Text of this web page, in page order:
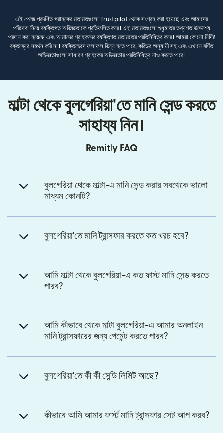
এই পেজে প্রদর্শিত গ্রাহকের মতামতগুলো Trustpilot থেকে সংগ্রহ করা হয়েছে এবং আমাদের
পরিষেবা নিয়ে ব্যক্তিগত অভিজ্ঞতাকে প্রতিফলিত করে। এই মতামতগুলো শুধুমাত্র তথ্যগত উদ্দেশ্যে
প্রদান করা হয়েছে এবং আমাদের গ্রাহকদের ব্যক্তিগত মতামতের প্রতিনিধিত্ব করে। আমরা কোনো নির্দিষ্ট
বক্তব্যের সমর্থন করি না। ব্যক্তিভেদে ফলাফল ভিন্ন হতে পারে, করিডর অনুযায়ী সহ এবং এখানে বর্ণিত
অভিজ্ঞতাগুলো সাধারণ গ্রাহকের অভিজ্ঞতার প্রতিনিধিত্ব নাও করতে পারে।
মাল্টা থেকে বুলগেরিয়া'তে মানি সেন্ড করতে
সাহায্য নিন।
Remitly FAQ
বুলগেরিয়া থেকে মাল্টা-এ মানি সেন্ড করার সবথেকে ভালো
মাধ্যম কোনটি?
বুলগেরিয়া'তে মানি ট্রান্সফার করতে কত খরচ হবে?
আমি মাল্টা থেকে বুলগেরিয়া-এ কত ফাস্ট মানি সেন্ড করতে
পারব?
আমি কীভাবে থেকে মাল্টা বুলগেরিয়া-এ আমার অনলাইন
মানি ট্রান্সফারের জন্য পেমেন্ট করতে পারব?
বুলগেরিয়া'তে কী কী সেন্ডি লিমিট আছে?
কীভাবে আমি আমার ফার্স্ট মানি ট্রান্সফার সেট আপ করব?